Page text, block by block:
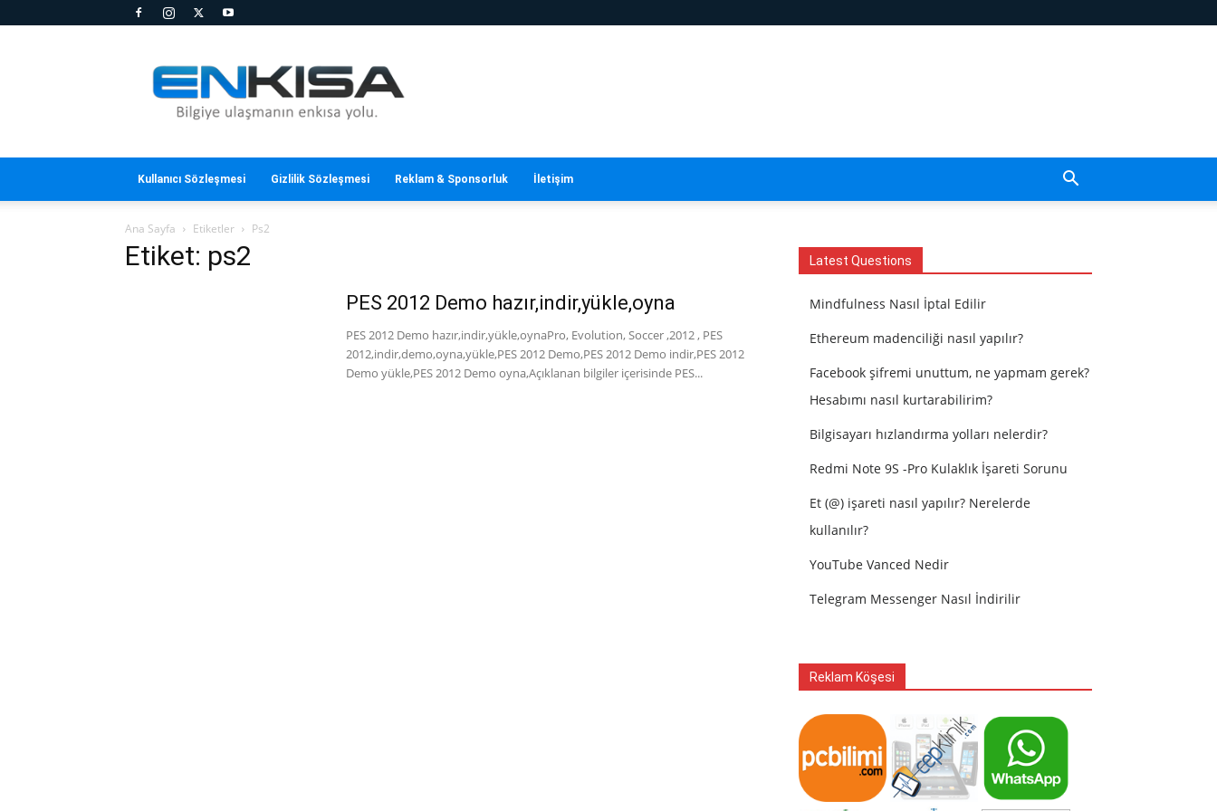
Kısa
Kullanıcı Sözleşmesi Gizlilik Sözleşmesi Reklam & Sponsorluk İletişim
Ana Sayfa Etiketler Ps2
Etiket: ps2
PES 2012 Demo hazır,indir,yükle,oyna
PES 2012 Demo hazır,indir,yükle,oynaPro, Evolution, Soccer ,2012 , PES
2012,indir,demo,oyna,yükle,PES 2012 Demo,PES 2012 Demo indir,PES 2012
Demo yükle,PES 2012 Demo oyna,Açıklanan bilgiler içerisinde PES...
Latest Questions
Mindfulness Nasıl İptal Edilir
Ethereum madenciliği nasıl yapılır?
Facebook şifremi unuttum, ne yapmam gerek?
Hesabımı nasıl kurtarabilirim?
Bilgisayarı hızlandırma yolları nelerdir?
Redmi Note 9S -Pro Kulaklık İşareti Sorunu
Et (@) işareti nasıl yapılır? Nerelerde
kullanılır?
YouTube Vanced Nedir
Telegram Messenger Nasıl İndirilir
Reklam Köşesi